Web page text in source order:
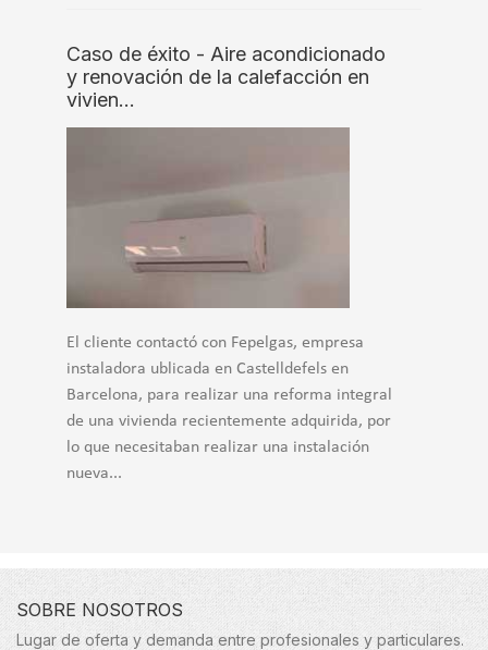
Caso de éxito - Aire acondicionado
y renovación de la calefacción en
vivien…
El cliente contactó con Fepelgas, empresa
instaladora ublicada en Castelldefels en
Barcelona, para realizar una reforma integral
de una vivienda recientemente adquirida, por
lo que necesitaban realizar una instalación
nueva...
SOBRE NOSOTROS
Lugar de oferta y demanda entre profesionales y particulares.